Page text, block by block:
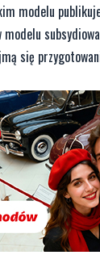
modelu
się